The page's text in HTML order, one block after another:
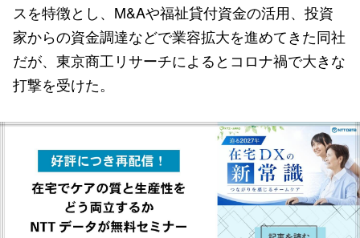
スを特徴とし、M&Aや福祉貸付資金の活用、投資
家からの資金調達などで業容拡大を進めてきた同社
だが、東京商工リサーチによるとコロナ禍で大きな
打撃を受けた。